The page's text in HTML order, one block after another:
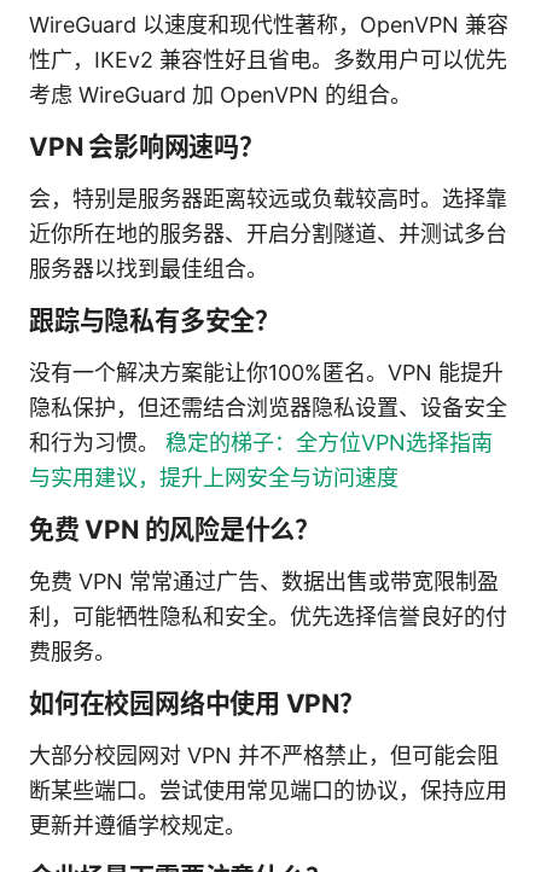
WireGuard 以速度和现代性著称，OpenVPN 兼容
性广，IKEv2 兼容性好且省电。多数用户可以优先
考虑 WireGuard 加 OpenVPN 的组合。
VPN 会影响网速吗？
会，特别是服务器距离较远或负载较高时。选择靠
近你所在地的服务器、开启分割隧道、并测试多台
服务器以找到最佳组合。
跟踪与隐私有多安全？
没有一个解决方案能让你100%匿名。VPN 能提升
隐私保护，但还需结合浏览器隐私设置、设备安全
和行为习惯。 稳定的梯子：全方位VPN选择指南
与实用建议，提升上网安全与访问速度
免费 VPN 的风险是什么？
免费 VPN 常常通过广告、数据出售或带宽限制盈
利，可能牺牲隐私和安全。优先选择信誉良好的付
费服务。
如何在校园网络中使用 VPN？
大部分校园网对 VPN 并不严格禁止，但可能会阻
断某些端口。尝试使用常见端口的协议，保持应用
更新并遵循学校规定。